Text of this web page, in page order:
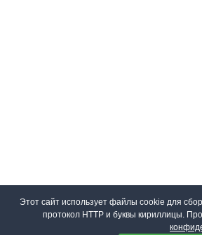
Этот сайт использует файлы cookie для
протокол HTTP и буквы кириллицы.